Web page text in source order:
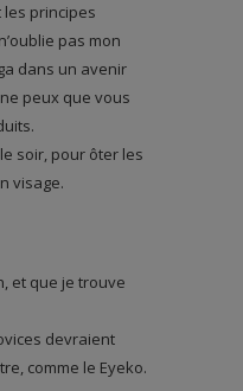
les principes
pas mon
dans un avenir
peux que vous
soir, pour ôter les
visage.
et que je trouve
devraient
comme le Eyeko.